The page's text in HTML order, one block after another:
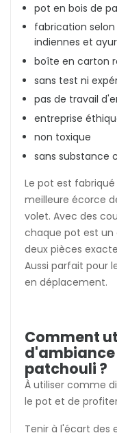
pot en bois de
fabrication
indiennes et
boîte en carton
sans test ni
pas de travail
entreprise
non toxique
sans substance
Le pot est
meilleure écorce
volet. Avec des
chaque pot est un
deux pièces
Aussi parfait pour
en déplacement.
Comment
patchouli ?
À utiliser comme
le pot et de
Tenir à l'écart des